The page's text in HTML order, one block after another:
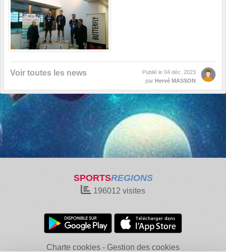
Voir toutes les news Publié le 04 déc. 2023
par Hervé MASSON
SPORTSREGIONS
196012 visites
Charte cookies Gestion des cookies